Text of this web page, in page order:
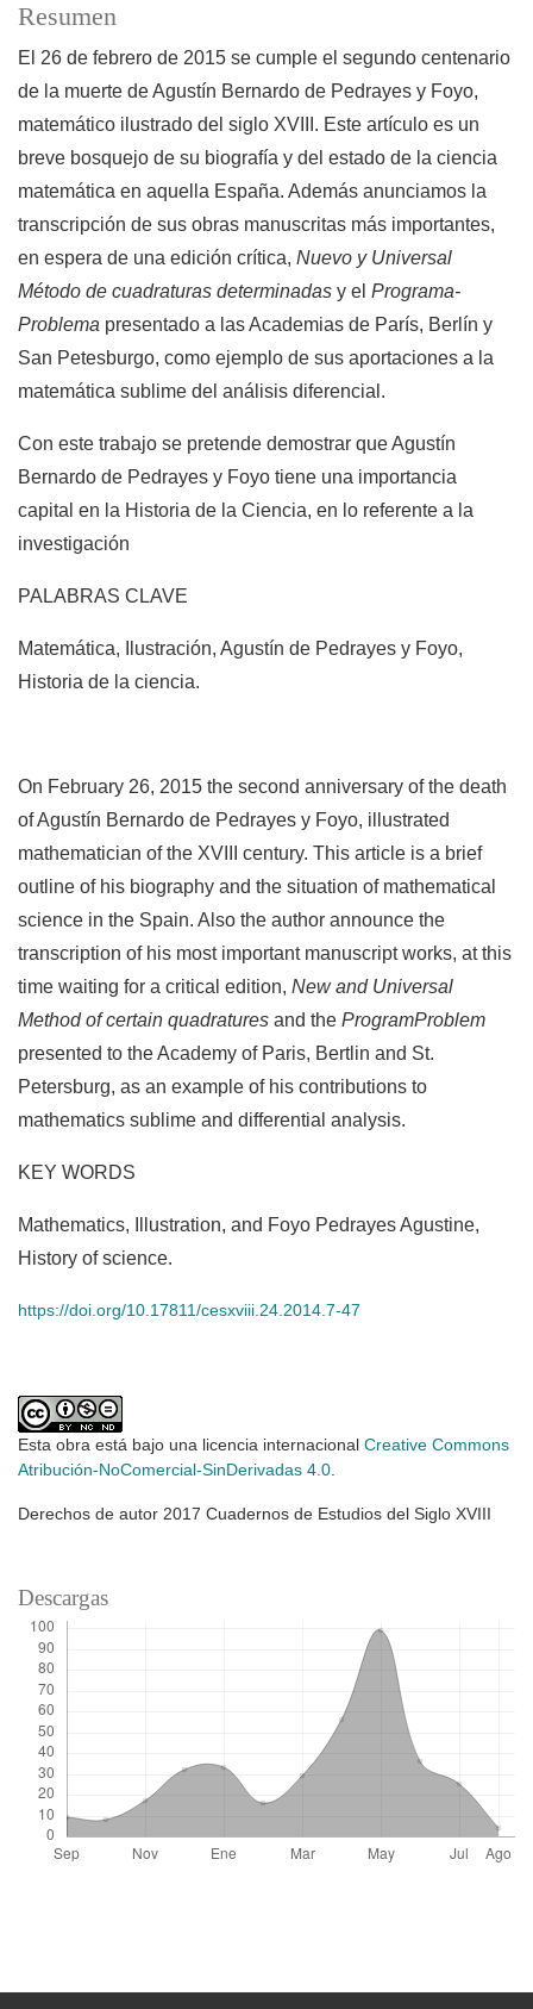
Resumen
El 26 de febrero de 2015 se cumple el segundo centenario
de la muerte de Agustín Bernardo de Pedrayes y Foyo,
matemático ilustrado del siglo XVIII. Este artículo es un
breve bosquejo de su biografía y del estado de la ciencia
matemática en aquella España. Además anunciamos la
transcripción de sus obras manuscritas más importantes,
en espera de una edición crítica, Nuevo y Universal
Método de cuadraturas determinadas y el Programa-
Problema presentado a las Academias de París, Berlín y
San Petesburgo, como ejemplo de sus aportaciones a la
matemática sublime del análisis diferencial.
Con este trabajo se pretende demostrar que Agustín
Bernardo de Pedrayes y Foyo tiene una importancia
capital en la Historia de la Ciencia, en lo referente a la
investigación
PALABRAS CLAVE
Matemática, Ilustración, Agustín de Pedrayes y Foyo,
Historia de la ciencia.
On February 26, 2015 the second anniversary of the death
of Agustín Bernardo de Pedrayes y Foyo, illustrated
mathematician of the XVIII century. This article is a brief
outline of his biography and the situation of mathematical
science in the Spain. Also the author announce the
transcription of his most important manuscript works, at this
time waiting for a critical edition, New and Universal
Method of certain quadratures and the ProgramProblem
presented to the Academy of Paris, Bertlin and St.
Petersburg, as an example of his contributions to
mathematics sublime and differential analysis.
KEY WORDS
Mathematics, Illustration, and Foyo Pedrayes Agustine,
History of science.
https://doi.org/10.17811/cesxviii.24.2014.7-47
Esta obra está bajo una licencia internacional Creative Commons
Atribución-NoComercial-SinDerivadas 4.0
Derechos de autor 2017 Cuadernos de Estudios del Siglo XVIII
Descargas